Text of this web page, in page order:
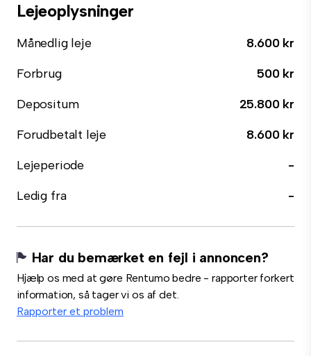
Lejeoplysninger
Månedlig leje
8.600 kr
Forbrug
500 kr
Depositum
25.800 kr
Forudbetalt leje
8.600 kr
Lejeperiode
-
Ledig fra
-
Har du bemærket en fejl i annoncen?
Hjælp os med at gøre Rentumo bedre - rapporter forkert
information, så tager vi os af det.
Rapporter et problem